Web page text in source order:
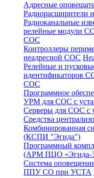
Адресные
Радиорасширители
Радиоканальные
релейные модули
СОС
Контроллеры
неадресной СОС
Релейные и
идентификаторов
СОС
Программное
УРМ для СОС с
Серверы для СОС с
Средства
Комбинированная
(КСПИ "Эгида")
Программный
(АРМ ПЦО «Эгида-
Система
ППУ СО при УСТА